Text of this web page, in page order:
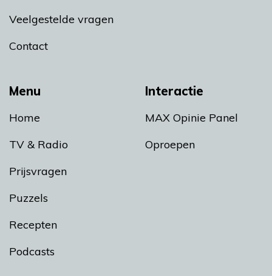
Menu
Home
TV & Radio
Prijsvragen
Puzzels
Recepten
Podcasts
Interactie
MAX Opinie Panel
Oproepen
Veelgestelde vragen
Contact